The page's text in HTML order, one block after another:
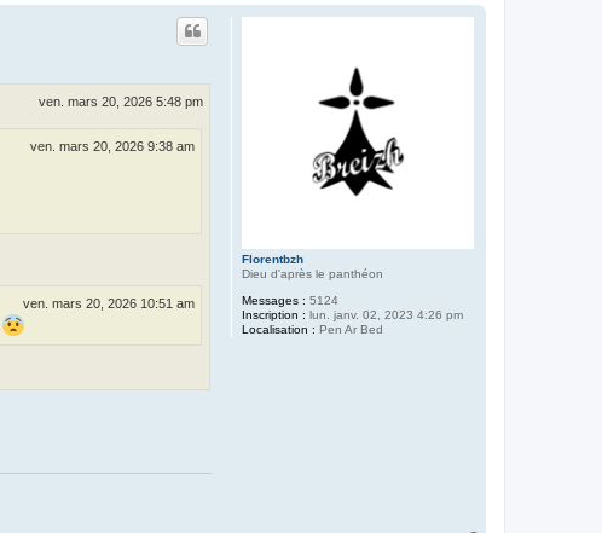
Florentbzh
Dieu d'après le panthéon
Messages : 5124
Inscription : lun. janv. 02, 2023 4:26 pm
Localisation : Pen Ar Bed
ven. mars 20, 2026 5:48 pm
ven. mars 20, 2026 9:38 am
ven. mars 20, 2026 10:51 am